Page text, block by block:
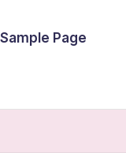
Sample Page